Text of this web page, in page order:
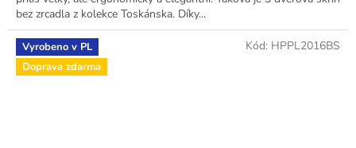
bez zrcadla z kolekce Toskánska. Díky...
Vyrobeno v PL
Doprava zdarma
Kód: HPPL2016BS